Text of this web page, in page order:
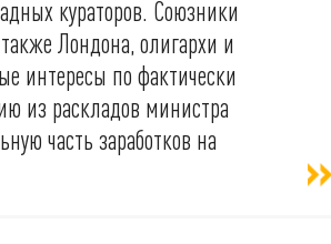
кураторов. Союзники
Лондона, олигархи и
интересы по фактически
из раскладов министра
часть заработков на